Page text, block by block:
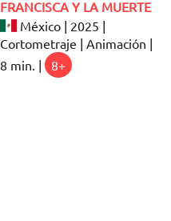
FRANCISCA Y LA MUERTE
México | 2025 |
Cortometraje | Animación |
8 min. |
8+